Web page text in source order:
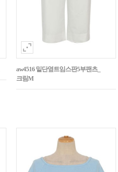
aw4516 밑단옆트임스판5부팬츠_
크림M